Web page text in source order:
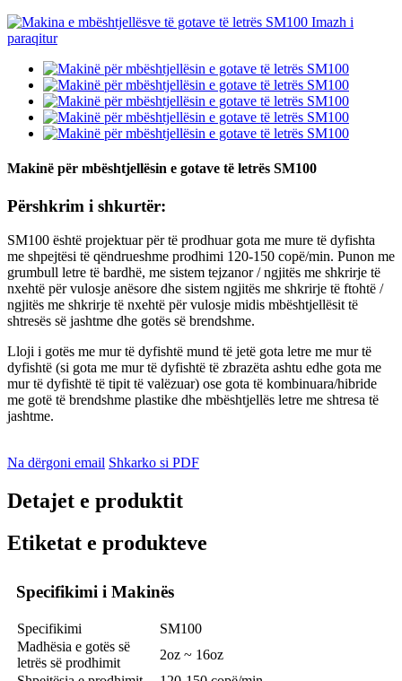
Makinë për mbështjellësin e gotave të letrës SM100
Përshkrim i shkurtër:
SM100 është projektuar për të prodhuar gota me mure të dyfishta
me shpejtësi të qëndrueshme prodhimi 120-150 copë/min. Punon me
grumbull letre të bardhë, me sistem tejzanor / ngjitës me shkrirje të
nxehtë për vulosje anësore dhe sistem ngjitës me shkrirje të ftohtë /
ngjitës me shkrirje të nxehtë për vulosje midis mbështjellësit të
shtresës së jashtme dhe gotës së brendshme.
Lloji i gotës me mur të dyfishtë mund të jetë gota letre me mur të
dyfishtë (si gota me mur të dyfishtë të zbrazëta ashtu edhe gota me
mur të dyfishtë të tipit të valëzuar) ose gota të kombinuara/hibride
me gotë të brendshme plastike dhe mbështjellës letre me shtresa të
jashtme.
Na dërgoni email Shkarko si PDF
Detajet e produktit
Etiketat e produkteve
Specifikimi i Makinës
Specifikimi
SM100
Madhësia e gotës së
letrës së prodhimit
2oz ~ 16oz